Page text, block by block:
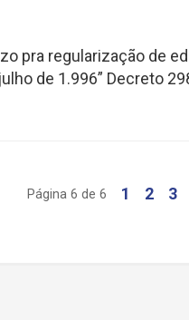
pra regularização de
de 1.996” Decreto
Página 6 de 6 1 2 3